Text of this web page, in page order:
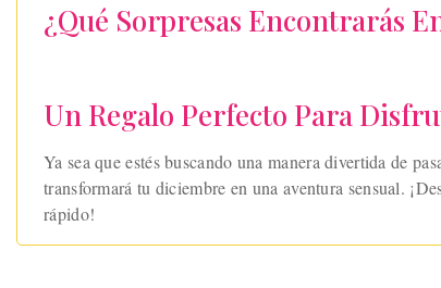
¿Qué Sorpresas Encontrarás
Un Regalo Perfecto Para
Ya sea que estés buscando una manera divertida de
transformará tu diciembre en una aventura sensual.
rápido!